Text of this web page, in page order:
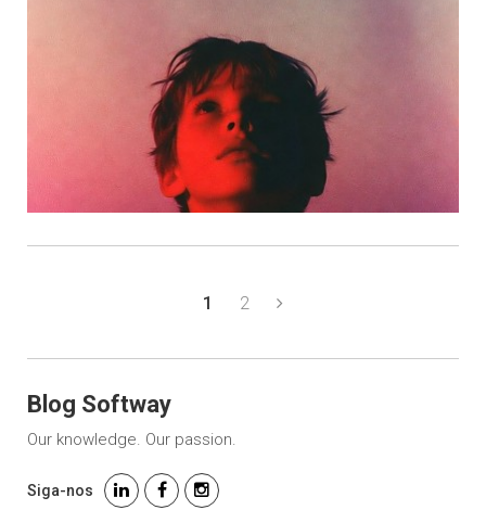
1 2
Blog Softway
Our knowledge. Our passion.
Siga-nos